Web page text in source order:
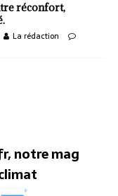
réconfort,
La rédaction
notre mag